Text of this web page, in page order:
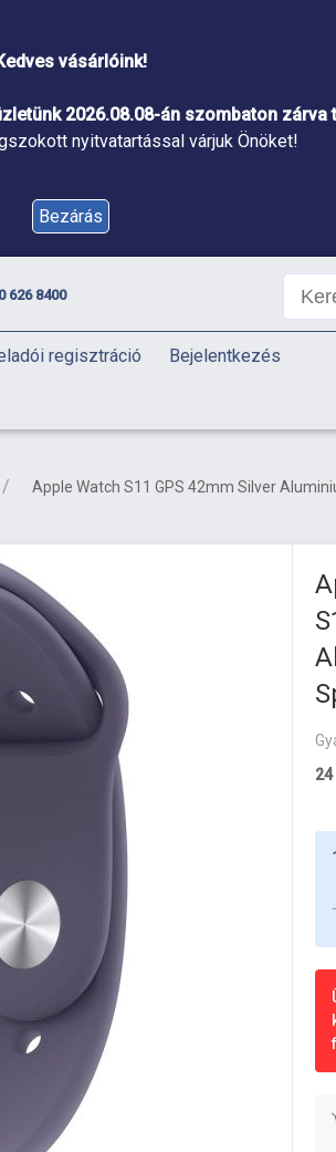
vásárlóink!
2026.08.08-án szombaton zárva
nyitvatartással várjuk Önöket!
Bezárás
626 8400
regisztráció Bejelentkezés
Apple Watch S11 GPS 42mm Silver